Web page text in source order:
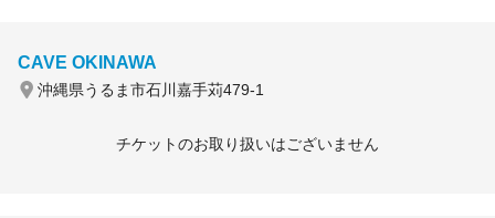
CAVE OKINAWA
沖縄県うるま市石川嘉手苅479-1
チケットのお取り扱いはございません